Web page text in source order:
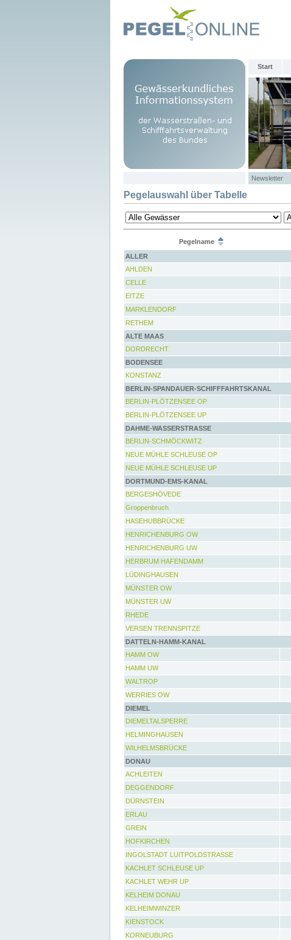
Start
Newsletter
Pegelauswahl über Tabelle
Pegelname
ALLER
AHLDEN
CELLE
EITZE
MARKLENDORF
RETHEM
ALTE MAAS
DORDRECHT
BODENSEE
KONSTANZ
BERLIN-SPANDAUER-SCHIFFFAHRTSKANAL
BERLIN-PLÖTZENSEE OP
BERLIN-PLÖTZENSEE UP
DAHME-WASSERSTRASSE
BERLIN-SCHMÖCKWITZ
NEUE MÜHLE SCHLEUSE OP
NEUE MÜHLE SCHLEUSE UP
DORTMUND-EMS-KANAL
BERGESHÖVEDE
Groppenbruch
HASEHUBBRÜCKE
HENRICHENBURG OW
HENRICHENBURG UW
HERBRUM HAFENDAMM
LÜDINGHAUSEN
MÜNSTER OW
MÜNSTER UW
RHEDE
VERSEN TRENNSPITZE
DATTELN-HAMM-KANAL
HAMM OW
HAMM UW
WALTROP
WERRIES OW
DIEMEL
DIEMELTALSPERRE
HELMINGHAUSEN
WILHELMSBRÜCKE
DONAU
ACHLEITEN
DEGGENDORF
DÜRNSTEIN
ERLAU
GREIN
HOFKIRCHEN
INGOLSTADT LUITPOLDSTRASSE
KACHLET SCHLEUSE UP
KACHLET WEHR UP
KELHEIM DONAU
KELHEIMWINZER
KIENSTOCK
KORNEUBURG